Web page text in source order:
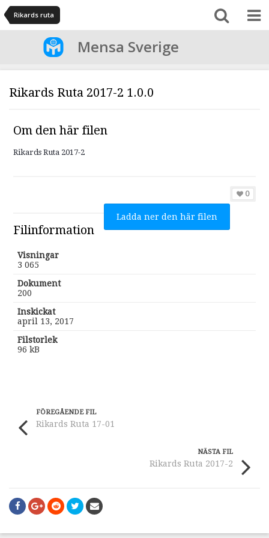
Rikards ruta
Mensa Sverige
Rikards Ruta 2017-2 1.0.0
Om den här filen
Rikards Ruta 2017-2
0
Ladda ner den här filen
Filinformation
Visningar
3 065
Dokument
200
Inskickat
april 13, 2017
Filstorlek
96 kB
FÖREGÅENDE FIL
Rikards Ruta 17-01
NÄSTA FIL
Rikards Ruta 2017-2